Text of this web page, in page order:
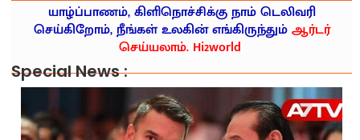
யாழ்ப்பாணம், கிளிநொச்சிக்கு நாம் டெலிவரி
செய்கிறோம், நீங்கள் உலகின் எங்கிருந்தும்ஆர்டர்
செய்யலாம். Hi2world
Special News :